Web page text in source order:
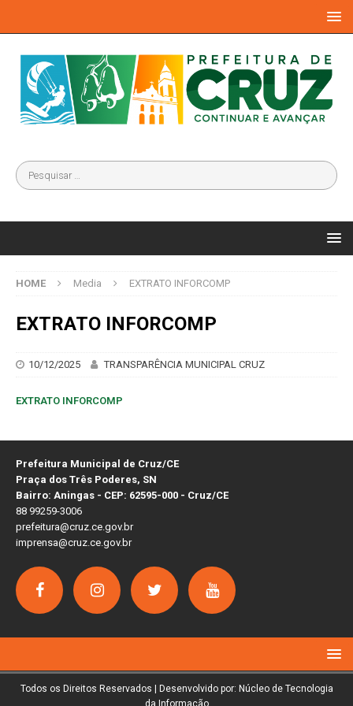
HOME Media EXTRATO INFORCOMP
EXTRATO INFORCOMP
10/12/2025 TRANSPARÊNCIA MUNICIPAL CRUZ
EXTRATO INFORCOMP
Prefeitura Municipal de Cruz/CE
Praça dos Três Poderes, SN
Bairro: Aningas - CEP: 62595-000 - Cruz/CE
88 99259-3006
prefeitura@cruz.ce.gov.br
imprensa@cruz.ce.gov.br
Todos os Direitos Reservados | Desenvolvido por: Núcleo de Tecnologia
da Informação